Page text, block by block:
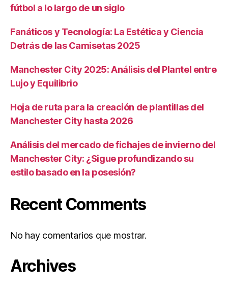
fútbol a lo largo de un siglo
Fanáticos y Tecnología: La Estética y Ciencia
Detrás de las Camisetas 2025
Manchester City 2025: Análisis del Plantel entre
Lujo y Equilibrio
Hoja de ruta para la creación de plantillas del
Manchester City hasta 2026
Análisis del mercado de fichajes de invierno del
Manchester City: ¿Sigue profundizando su
estilo basado en la posesión?
Recent Comments
No hay comentarios que mostrar.
Archives